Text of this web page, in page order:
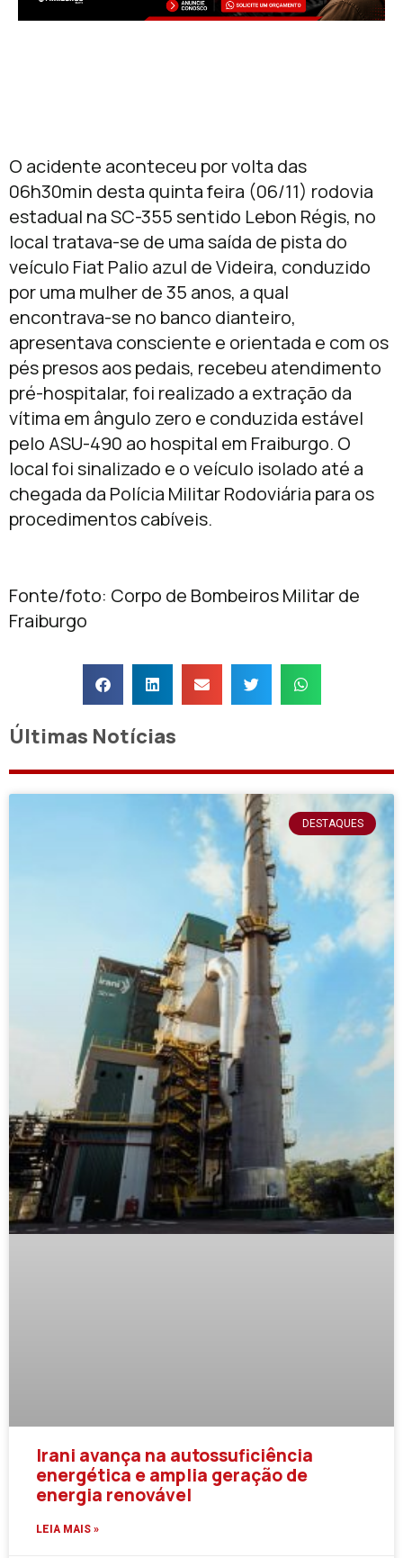
O acidente aconteceu por volta das
06h30min desta quinta feira (06/11) rodovia
estadual na SC-355 sentido Lebon Régis, no
local tratava-se de uma saída de pista do
veículo Fiat Palio azul de Videira, conduzido
por uma mulher de 35 anos, a qual
encontrava-se no banco dianteiro,
apresentava consciente e orientada e com os
pés presos aos pedais, recebeu atendimento
pré-hospitalar, foi realizado a extração da
vítima em ângulo zero e conduzida estável
pelo ASU-490 ao hospital em Fraiburgo. O
local foi sinalizado e o veículo isolado até a
chegada da Polícia Militar Rodoviária para os
procedimentos cabíveis.
Fonte/foto: Corpo de Bombeiros Militar de
Fraiburgo
Últimas Notícias
DESTAQUES
Irani avança na autossuficiência
energética e amplia geração de
energia renovável
LEIA MAIS »